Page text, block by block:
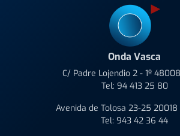
Onda Vasca
C/ Padre Lojendio 2 - 1º
Tel: 94 413 25 80
Avenida de Tolosa 23-25 20018
Tel: 943 42 36 44